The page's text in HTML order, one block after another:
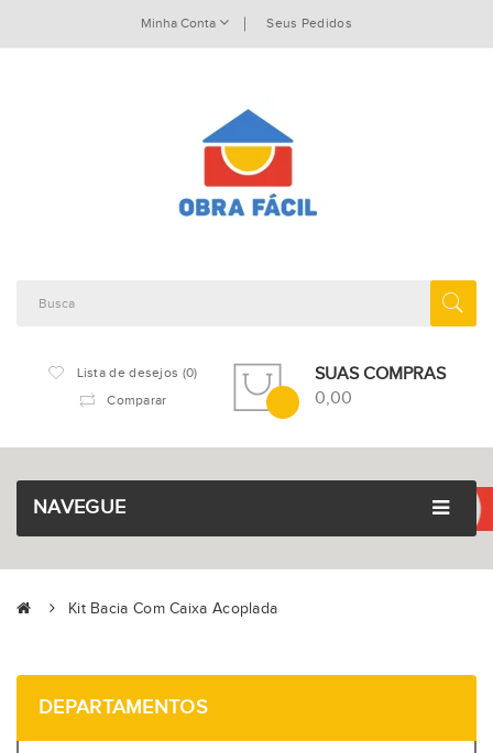
Minha Conta Seus Pedidos
Lista de desejos (0)
Comparar
SUAS COMPRAS
0,00
NAVEGUE
Kit Bacia Com Caixa Acoplada
DEPARTAMENTOS